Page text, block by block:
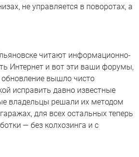
не управляется в поворотах, а
читают информационно-
Интернет и вот эти ваши форумы,
обновление вышло чисто
исправить давно известные
владельцы решали их методом
для всех остальных теперь
— без колхозинга и с